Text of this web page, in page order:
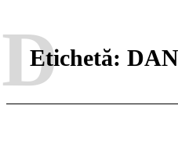
Etichetă:
D